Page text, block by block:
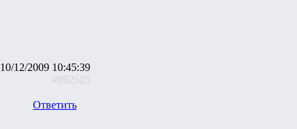
10/12/2009 10:45:39
#992525
Ответить